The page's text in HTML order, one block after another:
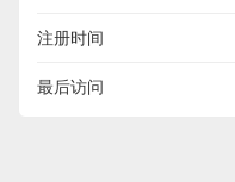
注册时间
最后访问